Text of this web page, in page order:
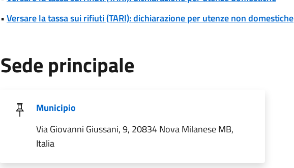
•Versare la tassa sui rifiuti (TARI): dichiarazione per utenze non domestiche
Sede principale
Municipio
Via Giovanni Giussani, 9, 20834 Nova Milanese MB,
Italia